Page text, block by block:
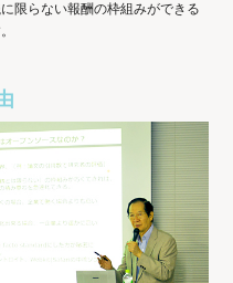
限らない報酬の枠組みができる